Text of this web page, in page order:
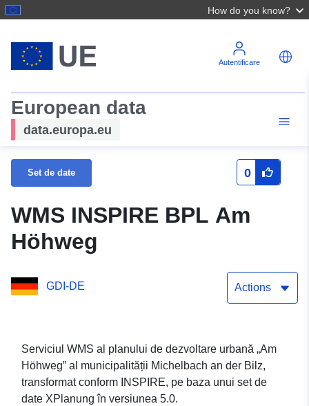
How do you know?
Autentificare
European data
data.europa.eu
Set de date 0
WMS INSPIRE BPL Am
Höhweg
GDI-DE Actions
Serviciul WMS al planului de dezvoltare urbană „Am
Höhweg” al municipalității Michelbach an der Bilz,
transformat conform INSPIRE, pe baza unui set de
date XPlanung în versiunea 5.0.